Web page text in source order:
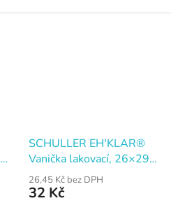
SCHULLER EH'KLAR®
Vanička lakovací, 26×29
cm
26,45 Kč bez DPH
32 Kč